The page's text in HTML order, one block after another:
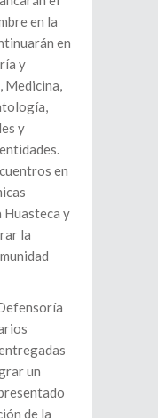
en la
en
y
Medicina,
y
en
y
la
un
de la